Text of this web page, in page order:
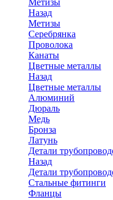
Метизы
Назад
Метизы
Серебрянка
Проволока
Канаты
Цветные металлы
Назад
Цветные металлы
Алюминий
Дюраль
Медь
Бронза
Латунь
Детали
Назад
Детали
Стальные фитинги
Фланцы